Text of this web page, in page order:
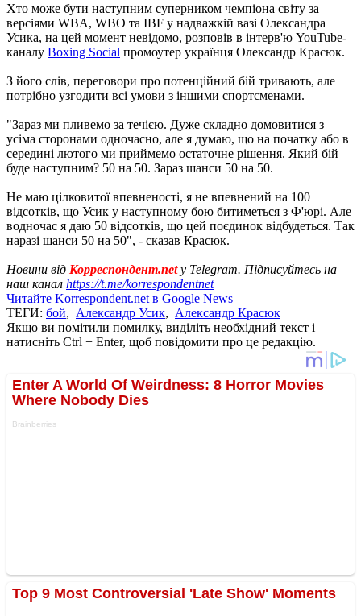
Хто може бути наступним суперником чемпіона світу за
версіями WBA, WBO та IBF у надважкій вазі Олександра
Усика, на цей момент невідомо, розповів в інтерв'ю YouTube-
каналу Boxing Social промоутер українця Олександр Красюк.
З його слів, переговори про потенційний бій тривають, але
потрібно узгодити всі умови з іншими спортсменами.
"Зараз ми пливемо за течією. Дуже складно домовитися з
усіма сторонами одночасно, але я думаю, що на початку або в
середині лютого ми приймемо остаточне рішення. Який бій
буде наступним? 50 на 50. Зараз шанси 50 на 50.
Не маю цілковитої впевненості, я не впевнений на 100
відсотків, що Усик у наступному бою битиметься з Ф'юрі. Але
водночас я даю 50 відсотків, що цей поєдинок відбудеться. Так
наразі шанси 50 на 50", - сказав Красюк.
Новини від Корреспондент.netу Telegram. Підписуйтесь на
наш канал https://t.me/korrespondentnet
Читайте Korrespondent.net в Google News
ТЕГИ: бой, Александр Усик, Александр Красюк
Якщо ви помітили помилку, виділіть необхідний текст і
натисніть Ctrl + Enter, щоб повідомити про це редакцію.